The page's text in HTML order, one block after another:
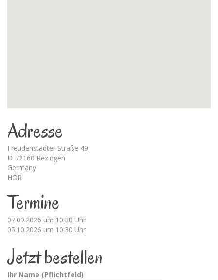
Adresse
Freudenstädter Straße 49
D-72160 Rexingen
Germany
HOR
Termine
07.09.2026 um 10:30 Uhr
05.10.2026 um 10:30 Uhr
Jetzt bestellen
Ihr Name (Pflichtfeld)